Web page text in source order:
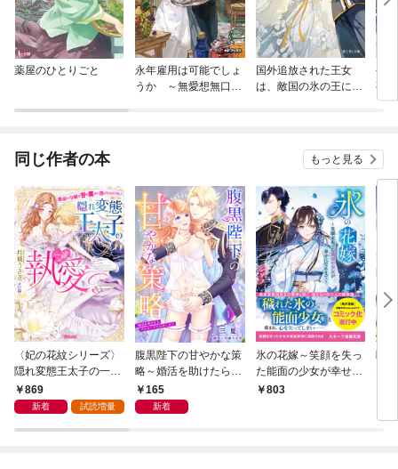
薬屋のひとりごと
永年雇用は可能でしょ
うか ～無愛想無口な
国外追放された王女
は、敵国の氷の王に溺
や
夜
下
同じ作者の本 もっと見る
〈妃の花紋シリーズ〉
隠れ変態王太子の一途
な執愛～運命の令嬢は
甘い罠から逃げられま
869
新着 試読増量
腹黒陛下の甘やかな策
略～婚活を助けたらプ
ロポーズされまし
た！？～【分冊版】1
165
新着
氷の花嫁～笑顔を失っ
た能面の少女が幸せに
なるまで～
803
断
た
転